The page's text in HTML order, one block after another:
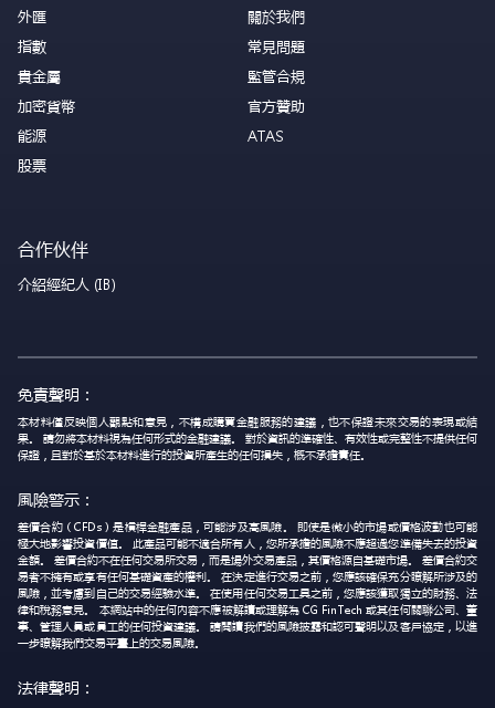
外匯
指數
貴金屬
加密貨幣
能源
股票
關於我們
常見問題
監管合規
官方贊助
ATAS
合作伙伴
介紹經紀人 (IB)
免責聲明：
本材料僅反映個人觀點和意見，不構成購買金融服務的建議，也不保證未來交易的表現或結
果。 請勿將本材料視為任何形式的金融建議。 對於資訊的準確性、有效性或完整性不提供任何
保證，且對於基於本材料進行的投資所產生的任何損失，概不承擔責任。
風險警示：
差價合約（CFDs）是槓桿金融產品，可能涉及高風險。 即使是微小的市場或價格波動也可能
極大地影響投資價值。 此產品可能不適合所有人，您所承擔的風險不應超過您準備失去的投資
金額。 差價合約不在任何交易所交易，而是場外交易產品，其價格源自基礎市場。 差價合約交
易者不擁有或享有任何基礎資產的權利。 在決定進行交易之前，您應該確保充分瞭解所涉及的
風險，並考慮到自己的交易經驗水準。 在使用任何交易工具之前，您應該獲取獨立的財務、法
律和稅務意見。 本網站中的任何內容不應被解讀或理解為 CG FinTech 或其任何關聯公司、董
事、管理人員或員工的任何投資建議。 請閱讀我們的風險披露和認可聲明以及客戶協定，以進
一步瞭解我們交易平臺上的交易風險。
法律聲明：